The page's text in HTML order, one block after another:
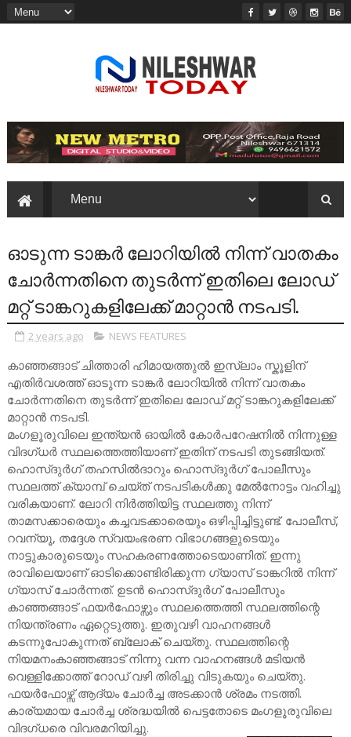
ഓടുന്ന ടാങ്കർ ലോറിയിൽ നിന്ന് വാതകം
ചോർന്നതിനെ തുടർന്ന് ഇതിലെ ലോഡ്
മറ്റ് ടാങ്കറുകളിലേക്ക് മാറ്റാൻ നടപടി.
2 years ago NEWS FEATURES
കാഞ്ഞങ്ങാട് ചിത്താരി ഹിമായത്തുൽ ഇസ്ലാം സ്കൂളിന്
എതിർവശത്ത് ഓടുന്ന ടാങ്കർ ലോറിയിൽ നിന്ന് വാതകം
ചോർന്നതിനെ തുടർന്ന് ഇതിലെ ലോഡ് മറ്റ് ടാങ്കറുകളിലേക്ക്
മാറ്റാൻ നടപടി.
മംഗളൂരുവിലെ ഇന്ത്യൻ ഓയിൽ കോർപറേഷനിൽ നിന്നുള്ള
വിദഗ്ധർ സ്ഥലത്തെത്തിയാണ് ഇതിന് നടപടി തുടങ്ങിയത്.
ഹൊസ്ദുർഗ് തഹസിൽദാറും ഹൊസ്ദുർഗ് പോലീസും
സ്ഥലത്ത് ക്യാമ്പ് ചെയ്ത് നടപടികൾക്കു മേൽനോട്ടം വഹിച്ചു
വരികയാണ്. ലോറി നിർത്തിയിട്ട സ്ഥലത്തു നിന്ന്
താമസക്കാരെയും കച്ചവടക്കാരെയും ഒഴിപ്പിച്ചിട്ടുണ്ട്. പോലീസ്,
റവന്യൂ, തദ്ദേശ സ്വയംഭരണ വിഭാഗങ്ങളുടെയും
നാട്ടുകാരുടെയും സഹകരണത്തോടെയാണിത്. ഇന്നു
രാവിലെയാണ് ഓടിക്കൊണ്ടിരിക്കുന്ന ഗ്യാസ് ടാങ്കറിൽ നിന്ന്
ഗ്യാസ് ചോർന്നത്. ഉടൻ ഹൊസ്ദുർഗ് പോലീസും
കാഞ്ഞങ്ങാട് ഫയർഫോഴ്സും സ്ഥലത്തെത്തി സ്ഥലത്തിന്റെ
നിയന്ത്രണം ഏറ്റെടുത്തു. ഇതുവഴി വാഹനങ്ങൾ
കടന്നുപോകുന്നത് ബ്ലോക് ചെയ്തു. സ്ഥലത്തിന്റെ
നിയമനംകാഞ്ഞങ്ങാട് നിന്നു വന്ന വാഹനങ്ങൾ മടിയൻ
വെള്ളിക്കോത്ത് റോഡ് വഴി തിരിച്ചു വിടുകയും ചെയ്തു.
ഫയർഫോഴ്സ് ആദ്യം ചോർച്ച അടക്കാൻ ശ്രമം നടത്തി.
കാര്യമായ ചോർച്ച ശ്രദ്ധയിൽ പെട്ടതോടെ മംഗളൂരുവിലെ
വിദഗ്ധരെ വിവരമറിയിച്ചു.